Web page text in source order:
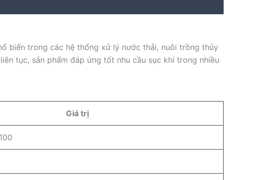
biến trong các hệ thống xử lý nước thải, nuôi trồng thủy
tục, sản phẩm đáp ứng tốt nhu cầu sục khí trong nhiều
Giá trị